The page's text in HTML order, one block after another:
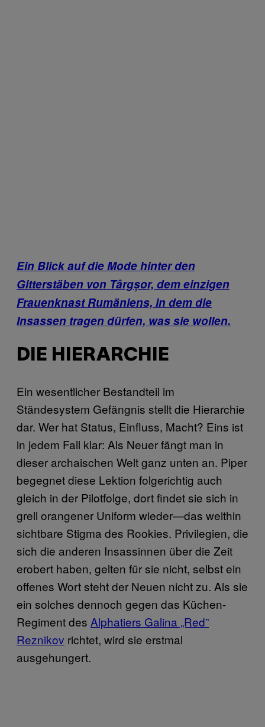
Ein Blick auf die Mode hinter den
Gitterstäben von Târgșor, dem einzigen
Frauenknast Rumäniens, in dem die
Insassen tragen dürfen, was sie wollen.
DIE HIERARCHIE
Ein wesentlicher Bestandteil im
Ständesystem Gefängnis stellt die Hierarchie
dar. Wer hat Status, Einfluss, Macht? Eins ist
in jedem Fall klar: Als Neuer fängt man in
dieser archaischen Welt ganz unten an. Piper
begegnet diese Lektion folgerichtig auch
gleich in der Pilotfolge, dort findet sie sich in
grell orangener Uniform wieder—das weithin
sichtbare Stigma des Rookies. Privilegien, die
sich die anderen Insassinnen über die Zeit
erobert haben, gelten für sie nicht, selbst ein
offenes Wort steht der Neuen nicht zu. Als sie
ein solches dennoch gegen das Küchen-
Regiment des Alphatiers Galina „Red”
Reznikov richtet, wird sie erstmal
ausgehungert.